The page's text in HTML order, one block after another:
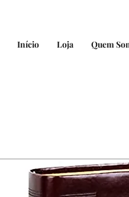
Início Loja Quem